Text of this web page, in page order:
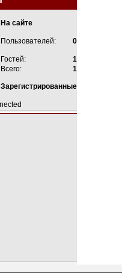
На сайте
Пользователей: 0
Гостей:
1
Всего:
1
Зарегистрированные